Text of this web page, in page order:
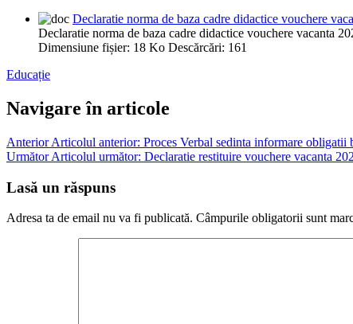
Declaratie norma de baza cadre didactice vouchere
Declaratie norma de baza cadre didactice vouchere vacanta
Dimensiune fișier: 18 Ko Descărcări: 161
Educație
Navigare în articole
Anterior Articolul anterior: Proces Verbal sedinta informare obligatii
Următor Articolul următor: Declaratie restituire vouchere vacanta
Lasă un răspuns
Adresa ta de email nu va fi publicată. Câmpurile obligatorii sunt